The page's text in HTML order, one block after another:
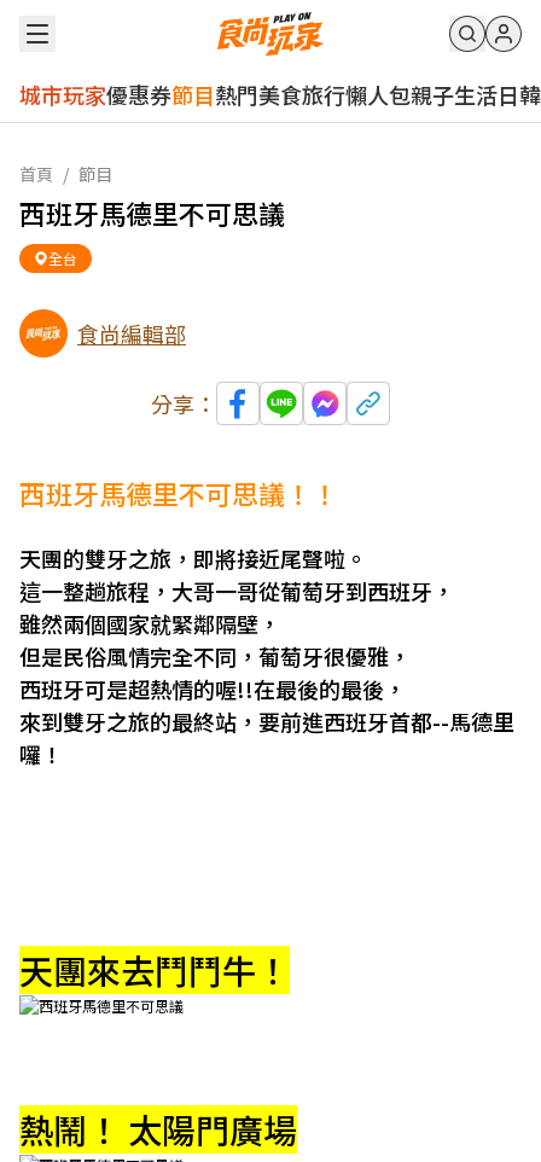
城市玩家優惠券節目熱門美食旅行懶人包親子生活日韓
首頁 / 節目
西班牙馬德里不可思議
全台
食尚編輯部
分享：
西班牙馬德里不可思議！！
天團的雙牙之旅，即將接近尾聲啦。
這一整趟旅程，大哥一哥從葡萄牙到西班牙，
雖然兩個國家就緊鄰隔壁，
但是民俗風情完全不同，葡萄牙很優雅，
西班牙可是超熱情的喔!!在最後的最後，
來到雙牙之旅的最終站，要前進西班牙首都--馬德里
囉！
天團來去鬥鬥牛！
熱鬧！ 太陽門廣場